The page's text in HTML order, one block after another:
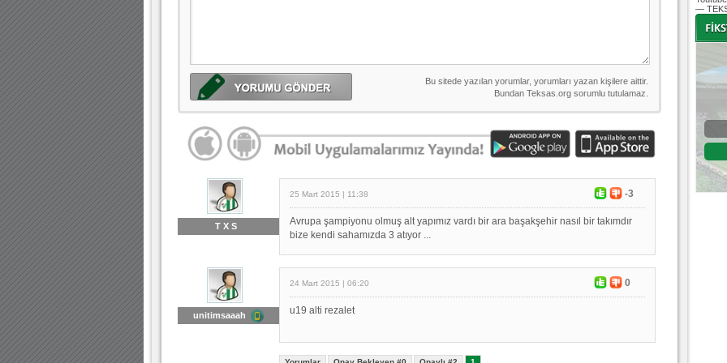
T X S
25 Mart 2015 | 11:38 -3
Avrupa şampiyonu olmuş alt yapımız vardı bir ara başakşehir nasıl bir takımdır
bize kendi sahamızda 3 atıyor ...
unitimsaaah
24 Mart 2015 | 06:20 0
u19 alti rezalet
—
- -
Bursaspor - Altınordu
1. Lig 32. Hafta